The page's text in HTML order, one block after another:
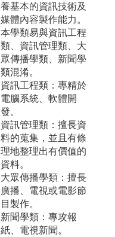
養基本的資訊技術及
媒體內容製作能力。
本學類易與資訊工程
類、資訊管理類、大
眾傳播學類、新聞學
類混淆。
資訊工程類：專精於
電腦系統、軟體開
發。
資訊管理類：擅長資
料的蒐集，並且有條
理地整理出有價值的
資料。
大眾傳播學類：擅長
廣播、電視或電影節
目製作。
新聞學類：專攻報
紙、電視新聞。